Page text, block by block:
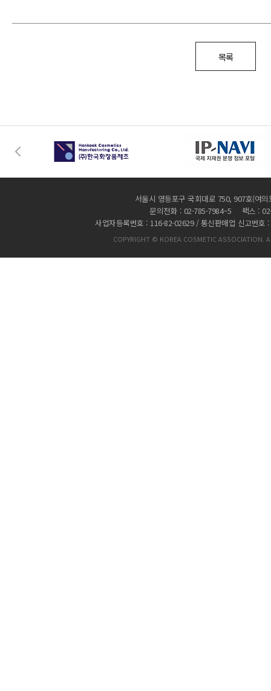
목록
서울시 영등포구 국회대로 750, 907호(여
문의전화 : 02-785-7984~5 팩스 :
사업자등록번호 : 116-82-02629 / 통신판매업 신고번호
COPYRIGHT © KOREA COSMETIC ASSOCIATION.